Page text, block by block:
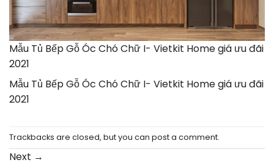
Mẫu Tủ Bếp Gỗ Óc Chó Chữ I- Vietkit Home giá ưu đãi
2021
Mẫu Tủ Bếp Gỗ Óc Chó Chữ I- Vietkit Home giá ưu đãi
2021
Trackbacks are closed, but you can post a comment.
Next →